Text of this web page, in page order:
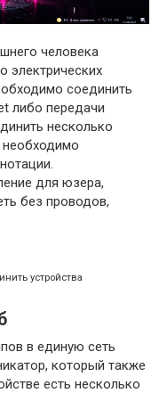
человека
электрических
соединить
либо передачи
несколько
для юзера,
без проводов,
устройства
в единую сеть
который также
есть несколько